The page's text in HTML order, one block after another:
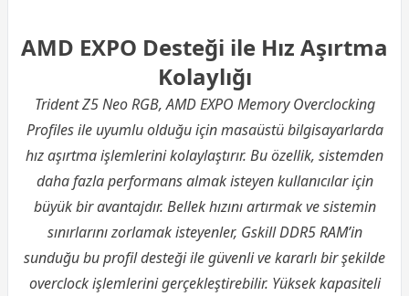
AMD EXPO Desteği ile Hız Aşırtma
Kolaylığı
Trident Z5 Neo RGB, AMD EXPO Memory Overclocking
Profiles ile uyumlu olduğu için masaüstü bilgisayarlarda
hız aşırtma işlemlerini kolaylaştırır. Bu özellik, sistemden
daha fazla performans almak isteyen kullanıcılar için
büyük bir avantajdır. Bellek hızını artırmak ve sistemin
sınırlarını zorlamak isteyenler, Gskill DDR5 RAM’in
sunduğu bu profil desteği ile güvenli ve kararlı bir şekilde
overclock işlemlerini gerçekleştirebilir. Yüksek kapasiteli